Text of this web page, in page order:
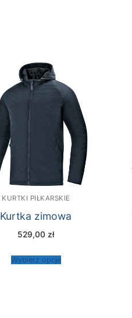
KURTKI PIŁKARSKIE
Kurtka zimowa
529,00 zł
Wybierz opcje